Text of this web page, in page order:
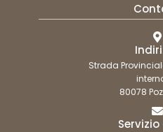
Strada
80078